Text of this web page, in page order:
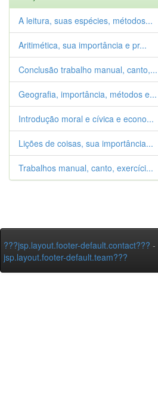
A leitura, suas espécies, métodos...
Aritimética, sua importância e pr...
Conclusão trabalho manual, canto,...
Geografia, importância, métodos e...
Introdução moral e cívica e econo...
Lições de coisas, sua importância...
Trabalhos manual, canto, exercíci...
???jsp.layout.footer-default.contact??? -
jsp.layout.footer-default.team???